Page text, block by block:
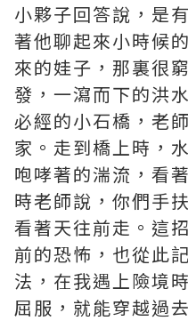
小夥子回答說，是
著他聊起來小時候
來的娃子，那裏很
發，一瀉而下的洪
必經的小石橋，老
家。走到橋上時，
咆哮著的湍流，看
時老師說，你們手
看著天往前走。這
前的恐怖，也從此
法，在我遇上險境
屈服，就能穿越過去